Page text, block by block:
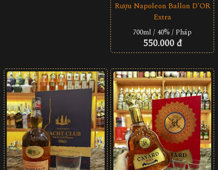
Rượu Napoleon Ballon D'OR
Extra
700ml / 40% / Pháp
550.000 đ